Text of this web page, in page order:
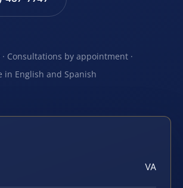
Consultations by appointment ·
in English and Spanish
VA